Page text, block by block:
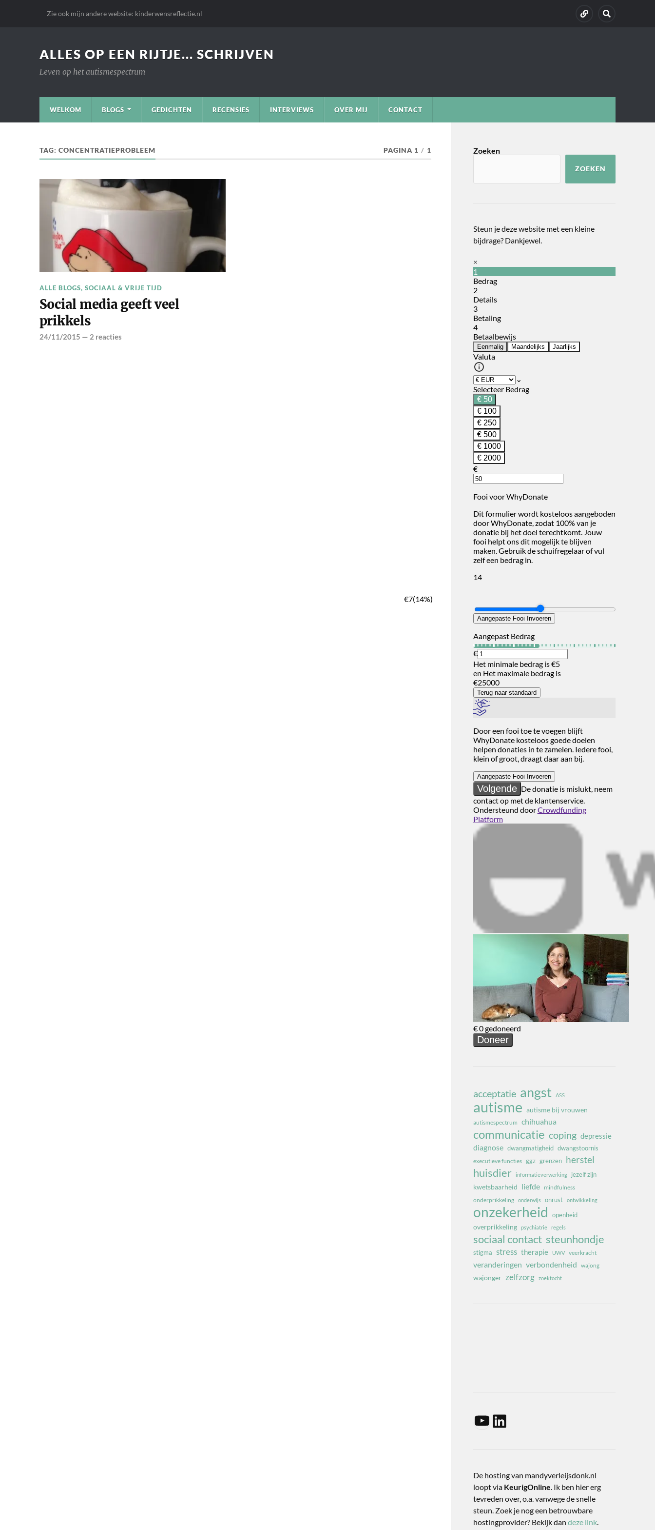
Zie ook mijn andere website: kinderwensreflectie.nl
ALLES OP EEN RIJTJE... SCHRIJVEN
Leven op het autismespectrum
WELKOM BLOGS GEDICHTEN RECENSIES INTERVIEWS OVER MIJ CONTACT
TAG: CONCENTRATIEPROBLEEM PAGINA 1 / 1
ALLE BLOGS, SOCIAAL & VRIJE TIJD
Social media geeft veel
prikkels
24/11/2015 — 2 reacties
Zoeken
ZOEKEN
Steun je deze website met een kleine
bijdrage? Dankjewel.
acceptatie angst ASS
autisme autisme bij vrouwen
autismespectrum chihuahua
communicatie coping depressie
diagnose dwangmatigheid dwangstoornis
executieve functies ggz grenzen herstel
huisdier informatieverwerking jezelf zijn
kwetsbaarheid liefde
mindfulness
onderprikkeling
onderwijs onrust ontwikkeling
onzekerheid openheid
overprikkeling psychiatrie regels
sociaal contact steunhondje
stigma stress therapie UWV veerkracht
veranderingen verbondenheid wajong
wajonger zelfzorg zoektocht
De hosting van mandyverleijsdonk.nl
loopt via KeurigOnline. Ik ben hier erg
tevreden over, o.a. vanwege de snelle
steun. Zoek je nog een betrouwbare
hostingprovider? Bekijk dan deze link.